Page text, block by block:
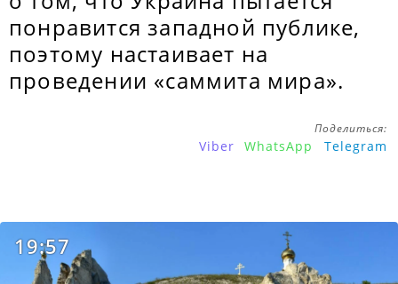
понравится западной публике,
поэтому настаивает на
проведении «саммита мира».
Поделиться:
Viber WhatsApp Telegram
19:57